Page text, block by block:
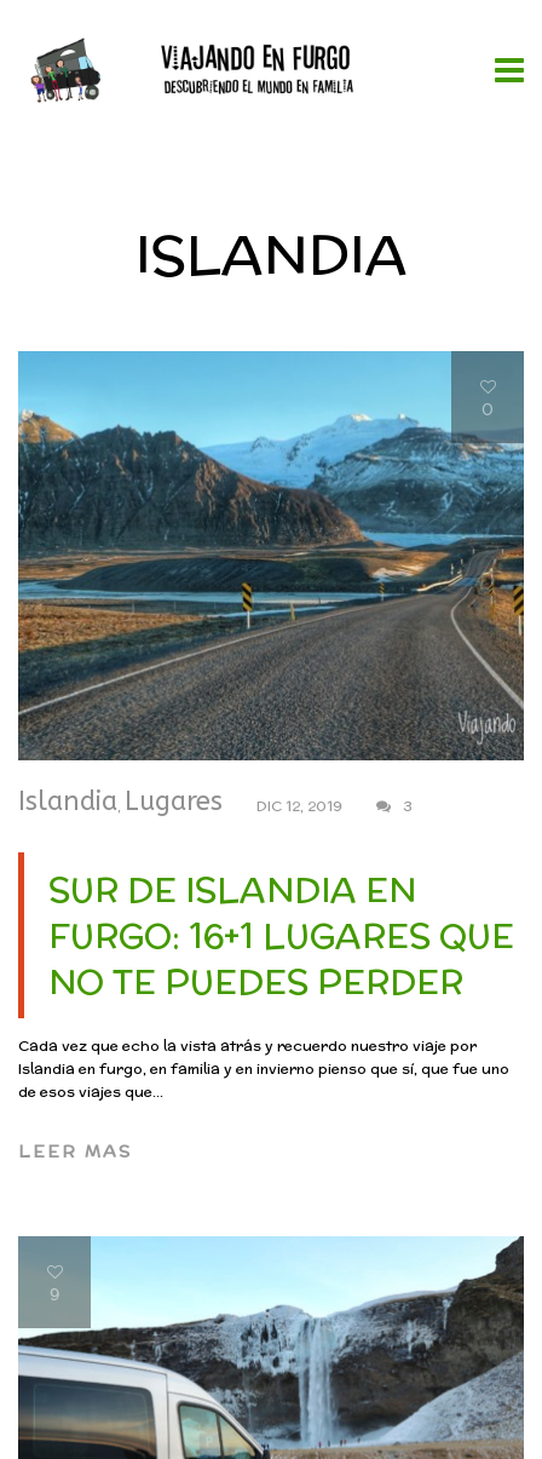
ISLANDIA
0
Islandia, Lugares DIC 12, 2019 3
SUR DE ISLANDIA EN
FURGO: 16+1 LUGARES QUE
NO TE PUEDES PERDER
Cada vez que echo la vista atrás y recuerdo nuestro viaje por
Islandia en furgo, en familia y en invierno pienso que sí, que fue uno
de esos viajes que...
LEER MAS
9